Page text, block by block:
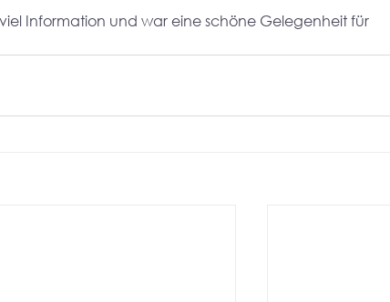
Information und war eine schöne Gelegenheit für